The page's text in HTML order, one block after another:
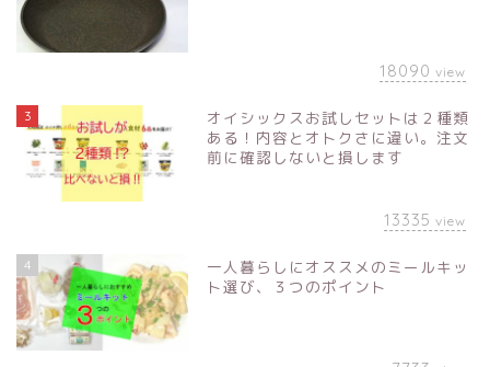
18090 view
3
オイシックスお試しセットは２種類
ある！内容とオトクさに違い。注文
前に確認しないと損します
13335 view
4
一人暮らしにオススメのミールキッ
ト選び、３つのポイント